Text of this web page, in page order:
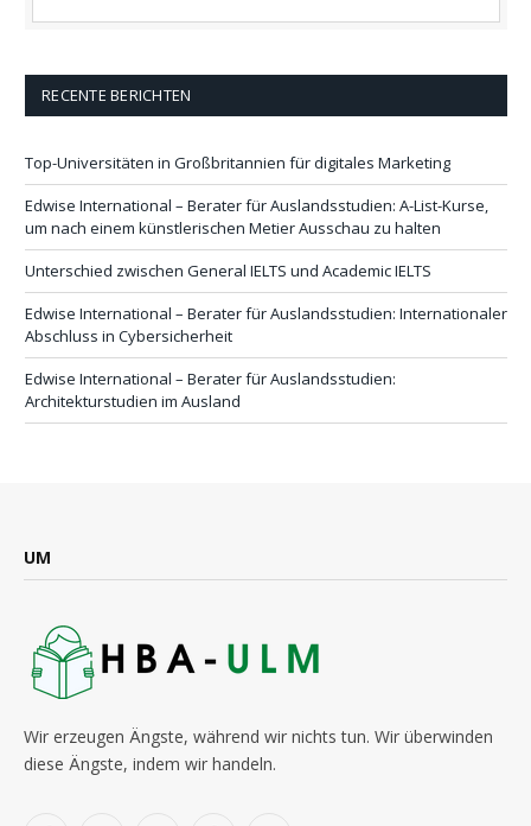
RECENTE BERICHTEN
Top-Universitäten in Großbritannien für digitales Marketing
Edwise International – Berater für Auslandsstudien: A-List-Kurse,
um nach einem künstlerischen Metier Ausschau zu halten
Unterschied zwischen General IELTS und Academic IELTS
Edwise International – Berater für Auslandsstudien: Internationaler
Abschluss in Cybersicherheit
Edwise International – Berater für Auslandsstudien:
Architekturstudien im Ausland
UM
Wir erzeugen Ängste, während wir nichts tun. Wir überwinden
diese Ängste, indem wir handeln.